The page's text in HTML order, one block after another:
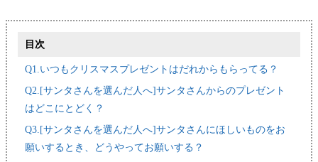
目次
Q1.いつもクリスマスプレゼントはだれからもらってる？
Q2.[サンタさんを選んだ人へ]サンタさんからのプレゼント
はどこにとどく？
Q3.[サンタさんを選んだ人へ]サンタさんにほしいものをお
願いするとき、どうやってお願いする？